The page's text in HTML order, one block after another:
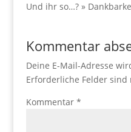
Und ihr so…? »
Kommentar
Deine E-Mail-Adresse
Erforderliche Felder sind
Kommentar *